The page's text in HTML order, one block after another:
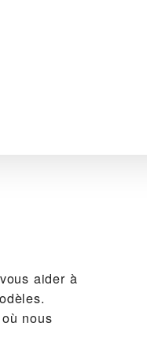
aider à
nous